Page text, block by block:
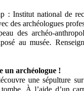
: Institut national de
des archéologues
des archéo-
au musée.
un archéologue !
une sépulture
À l’aide d’un